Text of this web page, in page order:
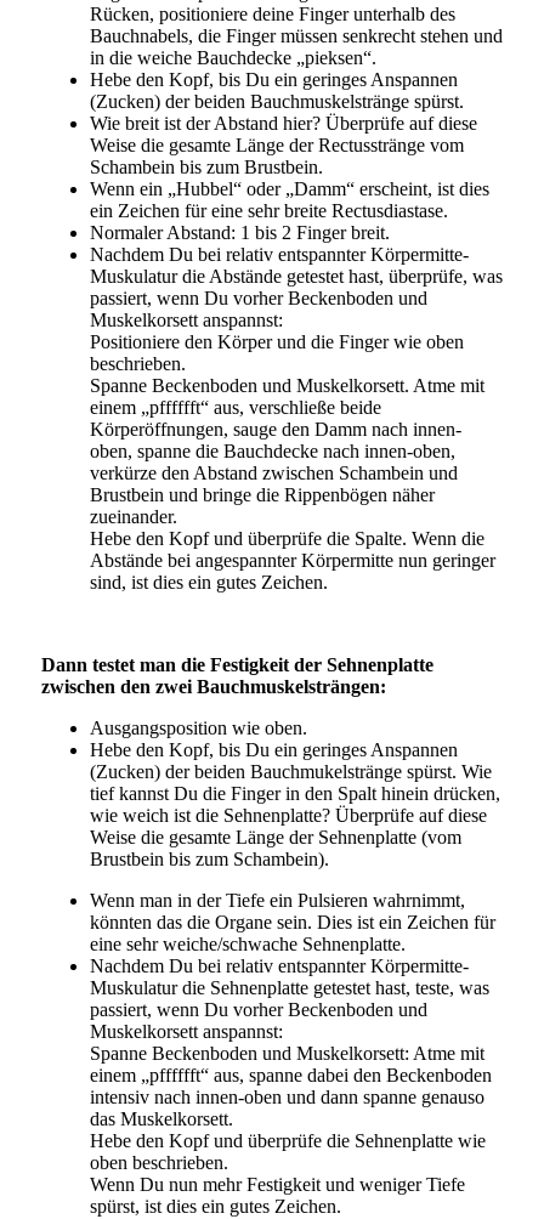
Rücken, positioniere deine Finger unterhalb des
Bauchnabels, die Finger müssen senkrecht stehen und
in die weiche Bauchdecke „pieksen“.
Hebe den Kopf, bis Du ein geringes Anspannen
(Zucken) der beiden Bauchmuskelstränge spürst.
Wie breit ist der Abstand hier? Überprüfe auf diese
Weise die gesamte Länge der Rectusstränge vom
Schambein bis zum Brustbein.
Wenn ein „Hubbel“ oder „Damm“ erscheint, ist dies
ein Zeichen für eine sehr breite Rectusdiastase.
Normaler Abstand: 1 bis 2 Finger breit.
Nachdem Du bei relativ entspannter Körpermitte-
Muskulatur die Abstände getestet hast, überprüfe, was
passiert, wenn Du vorher Beckenboden und
Muskelkorsett anspannst:
Positioniere den Körper und die Finger wie oben
beschrieben.
Spanne Beckenboden und Muskelkorsett. Atme mit
einem „pfffffft“ aus, verschließe beide
Körperöffnungen, sauge den Damm nach innen-
oben, spanne die Bauchdecke nach innen-oben,
verkürze den Abstand zwischen Schambein und
Brustbein und bringe die Rippenbögen näher
zueinander.
Hebe den Kopf und überprüfe die Spalte. Wenn die
Abstände bei angespannter Körpermitte nun geringer
sind, ist dies ein gutes Zeichen.
Dann testet man die Festigkeit der Sehnenplatte
zwischen den zwei Bauchmuskelsträngen:
Ausgangsposition wie oben.
Hebe den Kopf, bis Du ein geringes Anspannen
(Zucken) der beiden Bauchmukelstränge spürst. Wie
tief kannst Du die Finger in den Spalt hinein drücken,
wie weich ist die Sehnenplatte? Überprüfe auf diese
Weise die gesamte Länge der Sehnenplatte (vom
Brustbein bis zum Schambein).
Wenn man in der Tiefe ein Pulsieren wahrnimmt,
könnten das die Organe sein. Dies ist ein Zeichen für
eine sehr weiche/schwache Sehnenplatte.
Nachdem Du bei relativ entspannter Körpermitte-
Muskulatur die Sehnenplatte getestet hast, teste, was
passiert, wenn Du vorher Beckenboden und
Muskelkorsett anspannst:
Spanne Beckenboden und Muskelkorsett: Atme mit
einem „pfffffft“ aus, spanne dabei den Beckenboden
intensiv nach innen-oben und dann spanne genauso
das Muskelkorsett.
Hebe den Kopf und überprüfe die Sehnenplatte wie
oben beschrieben.
Wenn Du nun mehr Festigkeit und weniger Tiefe
spürst, ist dies ein gutes Zeichen.